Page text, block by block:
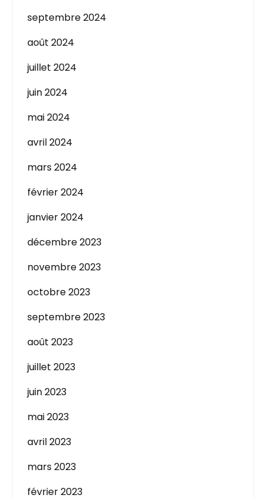
septembre 2024
août 2024
juillet 2024
juin 2024
mai 2024
avril 2024
mars 2024
février 2024
janvier 2024
décembre 2023
novembre 2023
octobre 2023
septembre 2023
août 2023
juillet 2023
juin 2023
mai 2023
avril 2023
mars 2023
février 2023